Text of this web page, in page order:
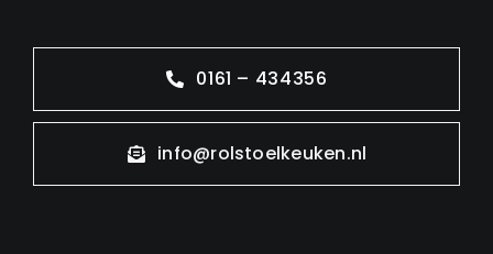
0161 – 434356
info@rolstoelkeuken.nl